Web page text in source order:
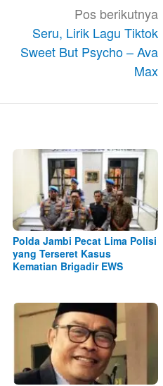
Pos berikutnya
Seru, Lirik Lagu Tiktok
Sweet But Psycho – Ava
Max
Polda Jambi Pecat Lima Polisi
yang Terseret Kasus
Kematian Brigadir EWS